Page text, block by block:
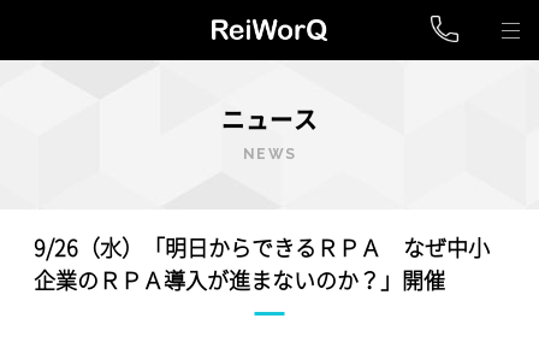
ニュース
NEWS
9/26（水）「明日からできるＲＰＡ なぜ中小
企業のＲＰＡ導入が進まないのか？」開催